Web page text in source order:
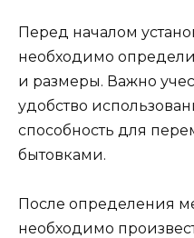
Перед началом
необходимо
и размеры. Важно
удобство
способность для
бытовками.
После определения
необходимо